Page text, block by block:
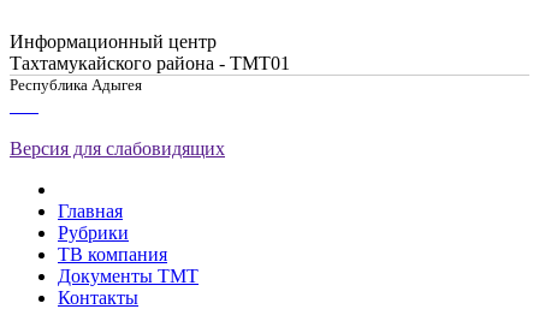
Информационный центр
Тахтамукайского района - ТМТ01
Республика Адыгея
Версия для слабовидящих
Главная
Рубрики
ТВ компания
Документы ТМТ
Контакты